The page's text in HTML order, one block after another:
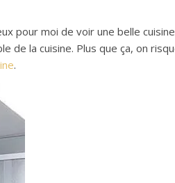
pour moi de voir une belle
la cuisine. Plus que ça, on
.